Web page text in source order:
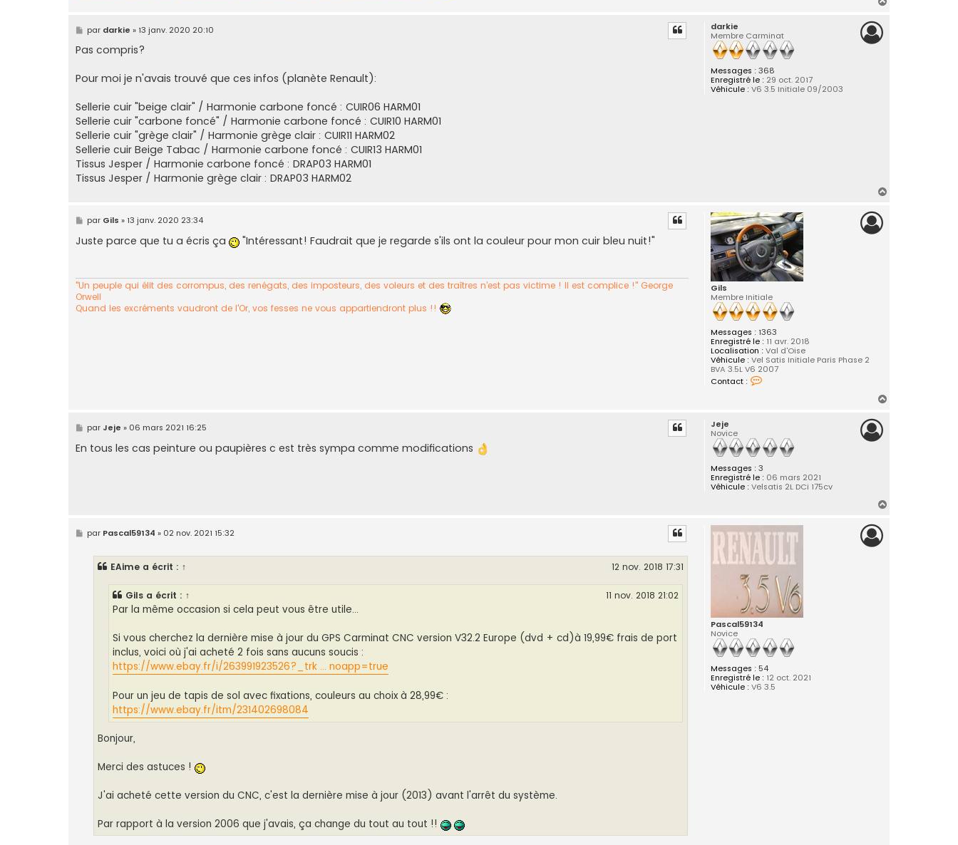
darkie
Membre Carminat
Messages : 368
Enregistré le : 29 oct. 2017
Véhicule : V6 3.5 Initiale 09/2003
M
e
s
s
g
e
par darkie » 13 janv. 2020 20:10
Pas compris?
Pour moi je n'avais trouvé que ces infos (planète Renault):
Sellerie cuir "beige clair" / Harmonie carbone foncé : CUIR06 HARM01
Sellerie cuir "carbone foncé" / Harmonie carbone foncé : CUIR10 HARM01
Sellerie cuir "grège clair" / Harmonie grège clair : CUIR11 HARM02
Sellerie cuir Beige Tabac / Harmonie carbone foncé : CUIR13 HARM01
Tissus Jesper / Harmonie carbone foncé : DRAP03 HARM01
Tissus Jesper / Harmonie grège clair : DRAP03 HARM02
Gils
Membre Initiale
Messages : 1363
Enregistré le : 11 avr. 2018
Localisation : Val d'Oise
Véhicule : Vel Satis Initiale Paris Phase 2
BVA 3.5L V6 2007
Contact :
e
r
s
M
e
s
s
par Gils » 13 janv. 2020 23:34
Juste parce que tu a écris ça "Intéressant! Faudrait que je regarde s'ils ont la couleur pour mon cuir bleu nuit!"
"Un peuple qui élit des corrompus, des renégats, des imposteurs, des voleurs et des traîtres n’est pas victime ! Il est complice !" George
Orwell
Quand les excréments vaudront de l'Or, vos fesses ne vous appartiendront plus !!
Jeje
Novice
Messages : 3
Enregistré le : 06 mars 2021
Véhicule : Velsatis 2L DCi 175cv
M
e
s
s
par Jeje » 06 mars 2021 16:25
En tous les cas peinture ou paupières c est très sympa comme modifications
Pascal59134
Novice
Messages : 54
Enregistré le : 12 oct. 2021
Véhicule : V6 3.5
M
e
par Pascal59134 » 02 nov. 2021 15:32
EAime a écrit : ↑ 12 nov. 2018 17:31
Gils a écrit : ↑ 11 nov. 2018 21:02
Par la même occasion si cela peut vous être utile...
Si vous cherchez la dernière mise à jour du GPS Carminat CNC version V32.2 Europe (dvd + cd)à 19,99€ frais de port
inclus, voici où j'ai acheté 2 fois sans aucuns soucis :
https://www.ebay.fr/i/263991923526?_trk ... noapp=true
Pour un jeu de tapis de sol avec fixations, couleurs au choix à 28,99€ :
https://www.ebay.fr/itm/231402698084
Bonjour,
Merci des astuces !
J'ai acheté cette version du CNC, c'est la dernière mise à jour (2013) avant l'arrêt du système.
Par rapport à la version 2006 que j'avais, ça change du tout au tout !!